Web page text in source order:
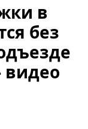
в
без
видео